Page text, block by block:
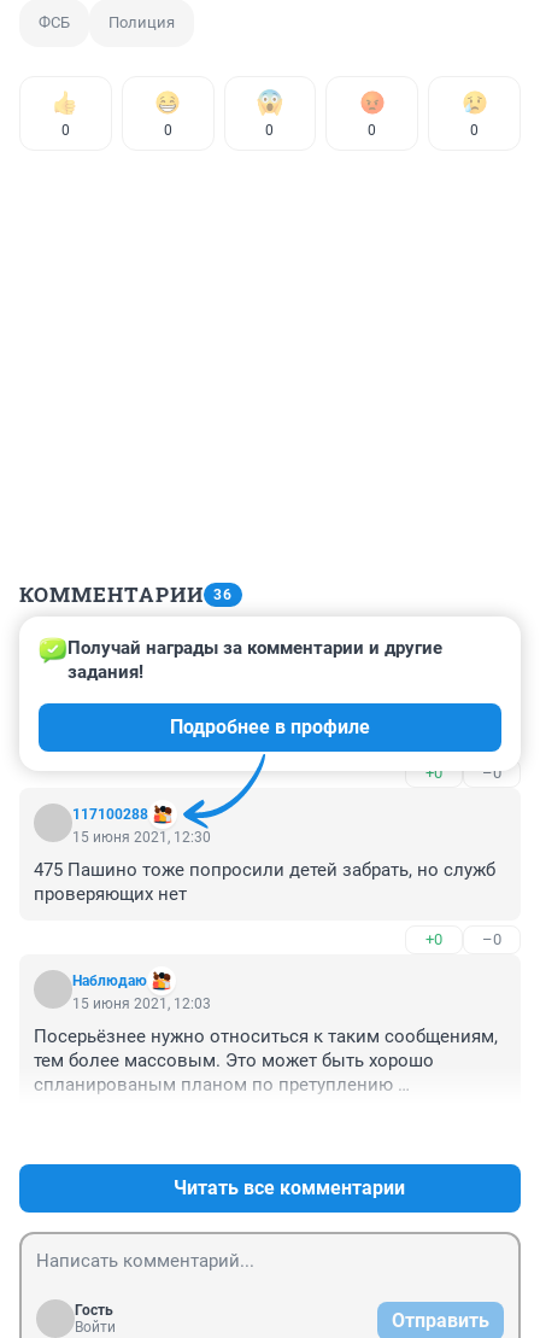
ФСБ Полиция
0 0 0 0 0
КОММЕНТАРИИ 36
Гость
15 июня 2021, 15:25
150 наш тоже не работает. Были ли сообщения о
минировании, неизвестно.
+0 –0
117100288
Получай награды за комментарии и другие
задания!
Подробнее в профиле
15 июня 2021, 12:30
475 Пашино тоже попросили детей забрать, но служб
проверяющих нет
+0 –0
Наблюдаю
15 июня 2021, 12:03
Посерьёзнее нужно относиться к таким сообщениям,
тем более массовым. Это может быть хорошо
спланированым планом по претуплению
Читать все комментарии
Гость
Войти
Отправить